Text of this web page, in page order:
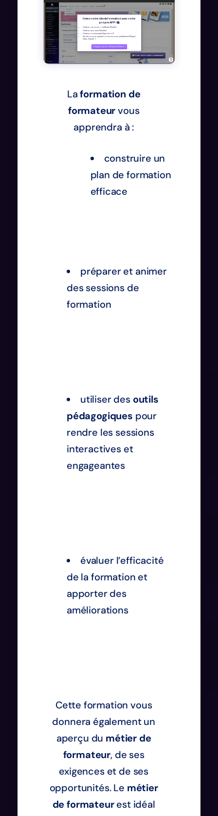
Laformation de
formateurvous
apprendra à :
construire un
plan de formation
efficace
préparer et animer
des sessions de
formation
utiliser des outils
pédagogiques pour
rendre les sessions
interactives et
engageantes
évaluer l’efficacité
de la formation et
apporter des
améliorations
Cette formation vous
donnera également un
aperçu du métier de
formateur, de ses
exigences et de ses
opportunités. Le métier
de formateurest idéal